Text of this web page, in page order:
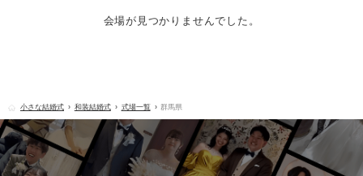
会場が見つかりませんでした。
小さな結婚式 和装結婚式 式場一覧 群馬県